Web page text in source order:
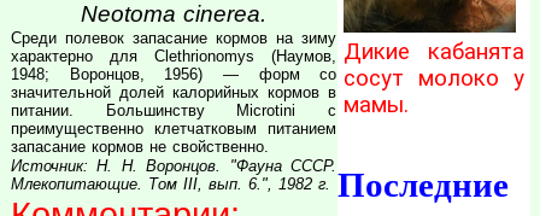
Neotoma cinerea.
Среди полевок запасание кормов на зиму
характерно для Clethrionomys (Наумов,
1948; Воронцов, 1956) — форм со
значительной долей калорийных кормов в
питании. Большинству Microtini с
преимущественно клетчатковым питанием
запасание кормов не свойственно.
Источник: Н. Н. Воронцов. "Фауна СССР.
Млекопитающие. Том III, вып. 6.", 1982 г.
Дикие кабанята
сосут молоко у
мамы.
Последние